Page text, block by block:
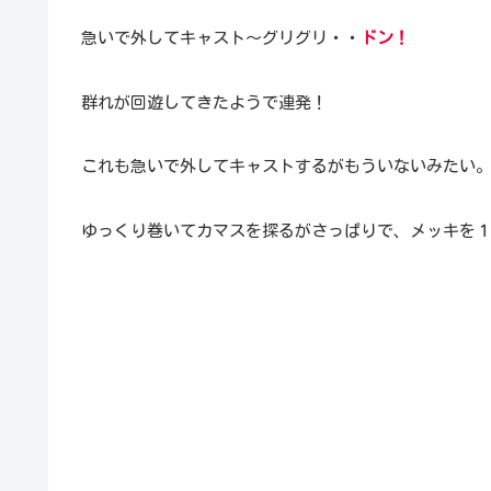
急いで外してキャスト～グリグリ・・ ドン！
群れが回遊してきたようで連発！
これも急いで外してキャストするがもういないみたい。
ゆっくり巻いてカマスを探るがさっぱりで、メッキを